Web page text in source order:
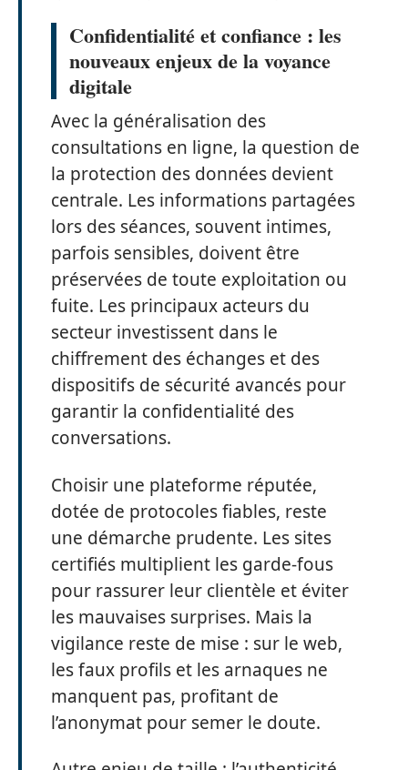
Confidentialité et confiance : les
nouveaux enjeux de la voyance
digitale
Avec la généralisation des
consultations en ligne, la question de
la protection des données devient
centrale. Les informations partagées
lors des séances, souvent intimes,
parfois sensibles, doivent être
préservées de toute exploitation ou
fuite. Les principaux acteurs du
secteur investissent dans le
chiffrement des échanges et des
dispositifs de sécurité avancés pour
garantir la confidentialité des
conversations.
Choisir une plateforme réputée,
dotée de protocoles fiables, reste
une démarche prudente. Les sites
certifiés multiplient les garde-fous
pour rassurer leur clientèle et éviter
les mauvaises surprises. Mais la
vigilance reste de mise : sur le web,
les faux profils et les arnaques ne
manquent pas, profitant de
l’anonymat pour semer le doute.